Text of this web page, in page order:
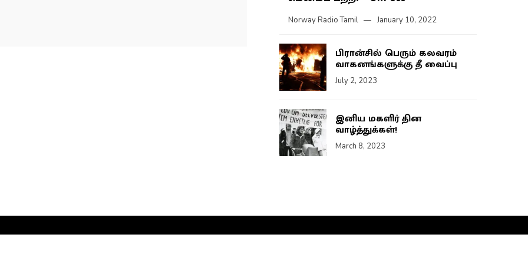
Norway Radio Tamil January 10, 2022
பிரான்சில் பெரும் கலவரம்
வாகனங்களுக்கு தீ வைப்பு
July 2, 2023
இனிய மகளிர் தின
வாழ்த்துக்கள்!
March 8, 2023